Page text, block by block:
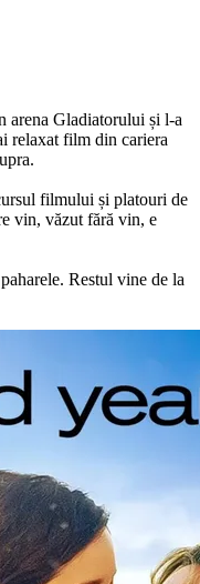
arena Gladiatorului și l-a
relaxat film din cariera
filmului și platouri de
vin, văzut fără vin, e
Restul vine de la